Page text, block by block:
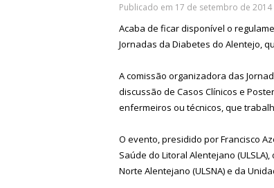
Publicado em 17 de setembro de 2014
Acaba de ficar disponível o
Jornadas da Diabetes do Alentejo,
A comissão organizadora das
discussão de Casos Clínicos e
enfermeiros ou técnicos, que
O evento, presidido por Francisco
Saúde do Litoral Alentejano
Norte Alentejano (ULSNA) e da